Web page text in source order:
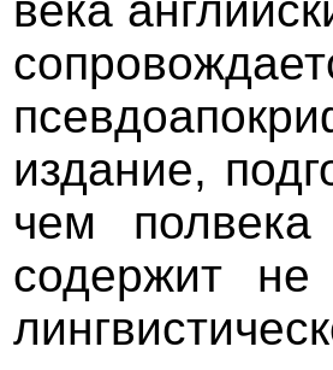
издание,
чем полвека
содержит